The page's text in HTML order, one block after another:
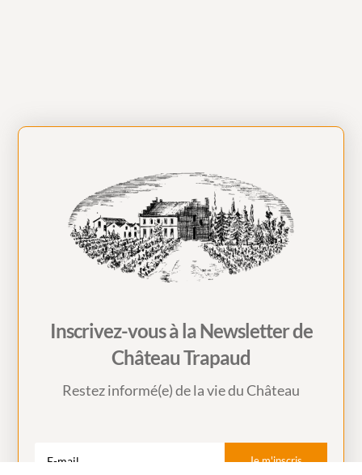
Inscrivez-vous à la Newsletter de
Château Trapaud
Restez informé(e) de la vie du Château
Je m'inscris